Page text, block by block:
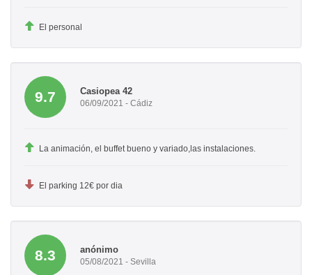
El personal
9.7 Casiopea 42
06/09/2021 - Cádiz
La animación, el buffet bueno y variado,las instalaciones.
El parking 12€ por dia
8.3 anónimo
05/08/2021 - Sevilla